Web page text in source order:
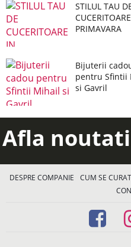
STILUL TAU
PRIMAVARA
Bijuterii
pentru Sfintii
si Gavril
Afla
DESPRE COMPANIE CUM SE